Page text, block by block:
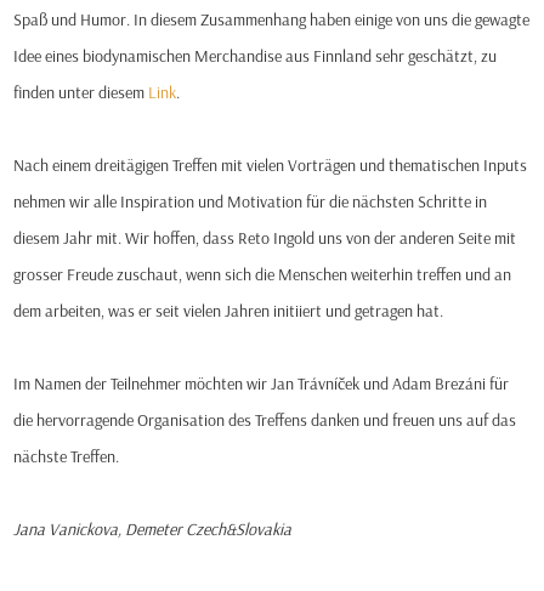
Spaß und Humor. In diesem Zusammenhang haben einige von uns die gewagte
Idee eines biodynamischen Merchandise aus Finnland sehr geschätzt, zu
finden unter diesem Link.
Nach einem dreitägigen Treffen mit vielen Vorträgen und thematischen Inputs
nehmen wir alle Inspiration und Motivation für die nächsten Schritte in
diesem Jahr mit. Wir hoffen, dass Reto Ingold uns von der anderen Seite mit
grosser Freude zuschaut, wenn sich die Menschen weiterhin treffen und an
dem arbeiten, was er seit vielen Jahren initiiert und getragen hat.
Im Namen der Teilnehmer möchten wir Jan Trávníček und Adam Brezáni für
die hervorragende Organisation des Treffens danken und freuen uns auf das
nächste Treffen.
Jana Vanickova, Demeter Czech&Slovakia